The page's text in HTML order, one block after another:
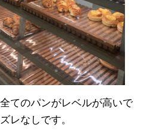
てのパンがレベルが高いで
レなしです。